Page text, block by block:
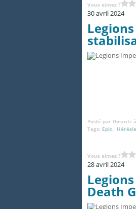
Vous aimez ?
30 avril 2024
Posté par fbruntz
Tags: Epic,
Vous aimez ?
28 avril 2024
Death